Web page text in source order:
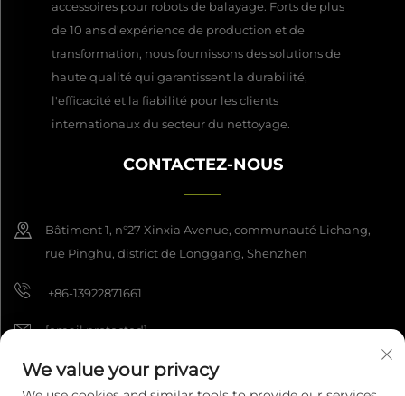
accessoires pour robots de balayage. Forts de plus
de 10 ans d'expérience de production et de
transformation, nous fournissons des solutions de
haute qualité qui garantissent la durabilité,
l'efficacité et la fiabilité pour les clients
internationaux du secteur du nettoyage.
CONTACTEZ-NOUS
Bâtiment 1, n°27 Xinxia Avenue, communauté Lichang,
rue Pinghu, district de Longgang, Shenzhen
+86-13922871661
[email protected]
We value your privacy